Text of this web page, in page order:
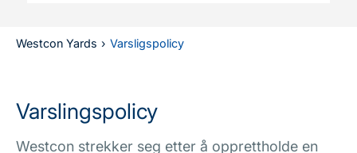
Westcon Yards › Varsligspolicy
Varslingspolicy
Westcon strekker seg etter å opprettholde en